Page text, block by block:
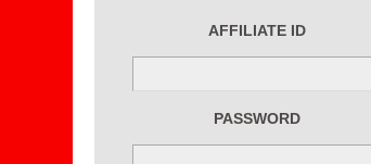
AFFILIATE ID
PASSWORD